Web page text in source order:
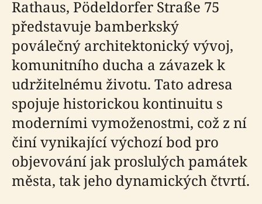
Rathaus, Pödeldorfer Straße 75
představuje bamberkský
poválečný architektonický vývoj,
komunitního ducha a závazek k
udržitelnému životu. Tato adresa
spojuje historickou kontinuitu s
moderními vymoženostmi, což z ní
činí vynikající výchozí bod pro
objevování jak proslulých památek
města, tak jeho dynamických čtvrtí.